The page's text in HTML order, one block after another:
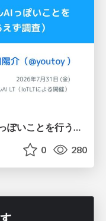
toio・myCobotでフィジカルAIっぽいことを行うための検討（とりあえず調査） / フィジカルAI LT（IoTLTによる開催）
0 280